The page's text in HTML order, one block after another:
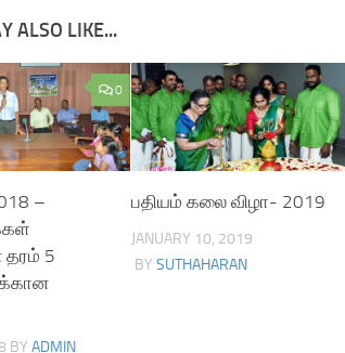
ALSO LIKE...
0
–
5
BY ADMIN
பதியம் கலை விழா- 2019
JANUARY 10, 2019
BYSUTHAHARAN